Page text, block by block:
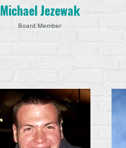
Michael Jezewak
Board Member